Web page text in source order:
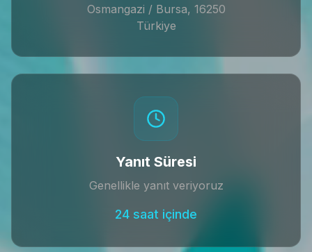
Osmangazi / Bursa, 16250
Türkiye
Yanıt Süresi
Genellikle yanıt veriyoruz
24 saat içinde